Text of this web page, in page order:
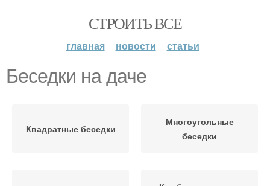
СТРОИТЬ ВСЕ
главная новости статьи
Беседки на даче
Квадратные беседки
Многоугольные
беседки